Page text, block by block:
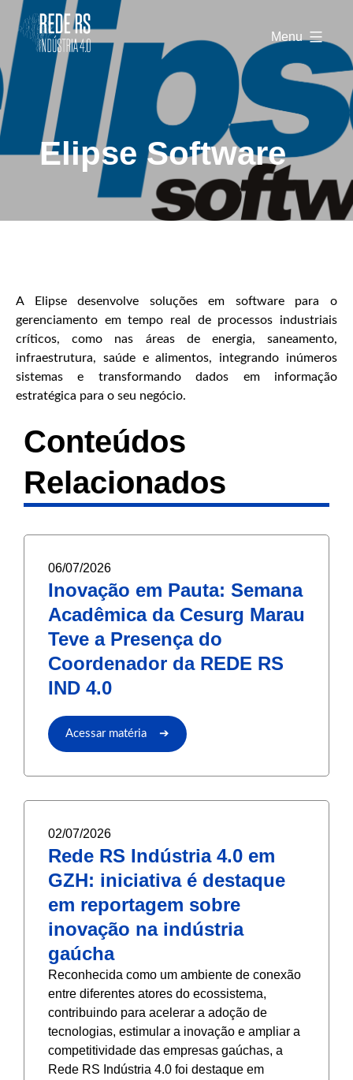
Rede
RS
Indústria
Menu
Elipse Software
A Elipse desenvolve soluções em software para o
gerenciamento em tempo real de processos industriais
críticos, como nas áreas de energia, saneamento,
infraestrutura, saúde e alimentos, integrando inúmeros
sistemas e transformando dados em informação
estratégica para o seu negócio.
Conteúdos
Relacionados
06/07/2026
Inovação em Pauta: Semana
Acadêmica da Cesurg Marau
Teve a Presença do
Coordenador da REDE RS
IND 4.0
Acessar matéria ➔
02/07/2026
Rede RS Indústria 4.0 em
GZH: iniciativa é destaque
em reportagem sobre
inovação na indústria
gaúcha
Reconhecida como um ambiente de conexão
entre diferentes atores do ecossistema,
contribuindo para acelerar a adoção de
tecnologias, estimular a inovação e ampliar a
competitividade das empresas gaúchas, a
Rede RS Indústria 4.0 foi destaque em